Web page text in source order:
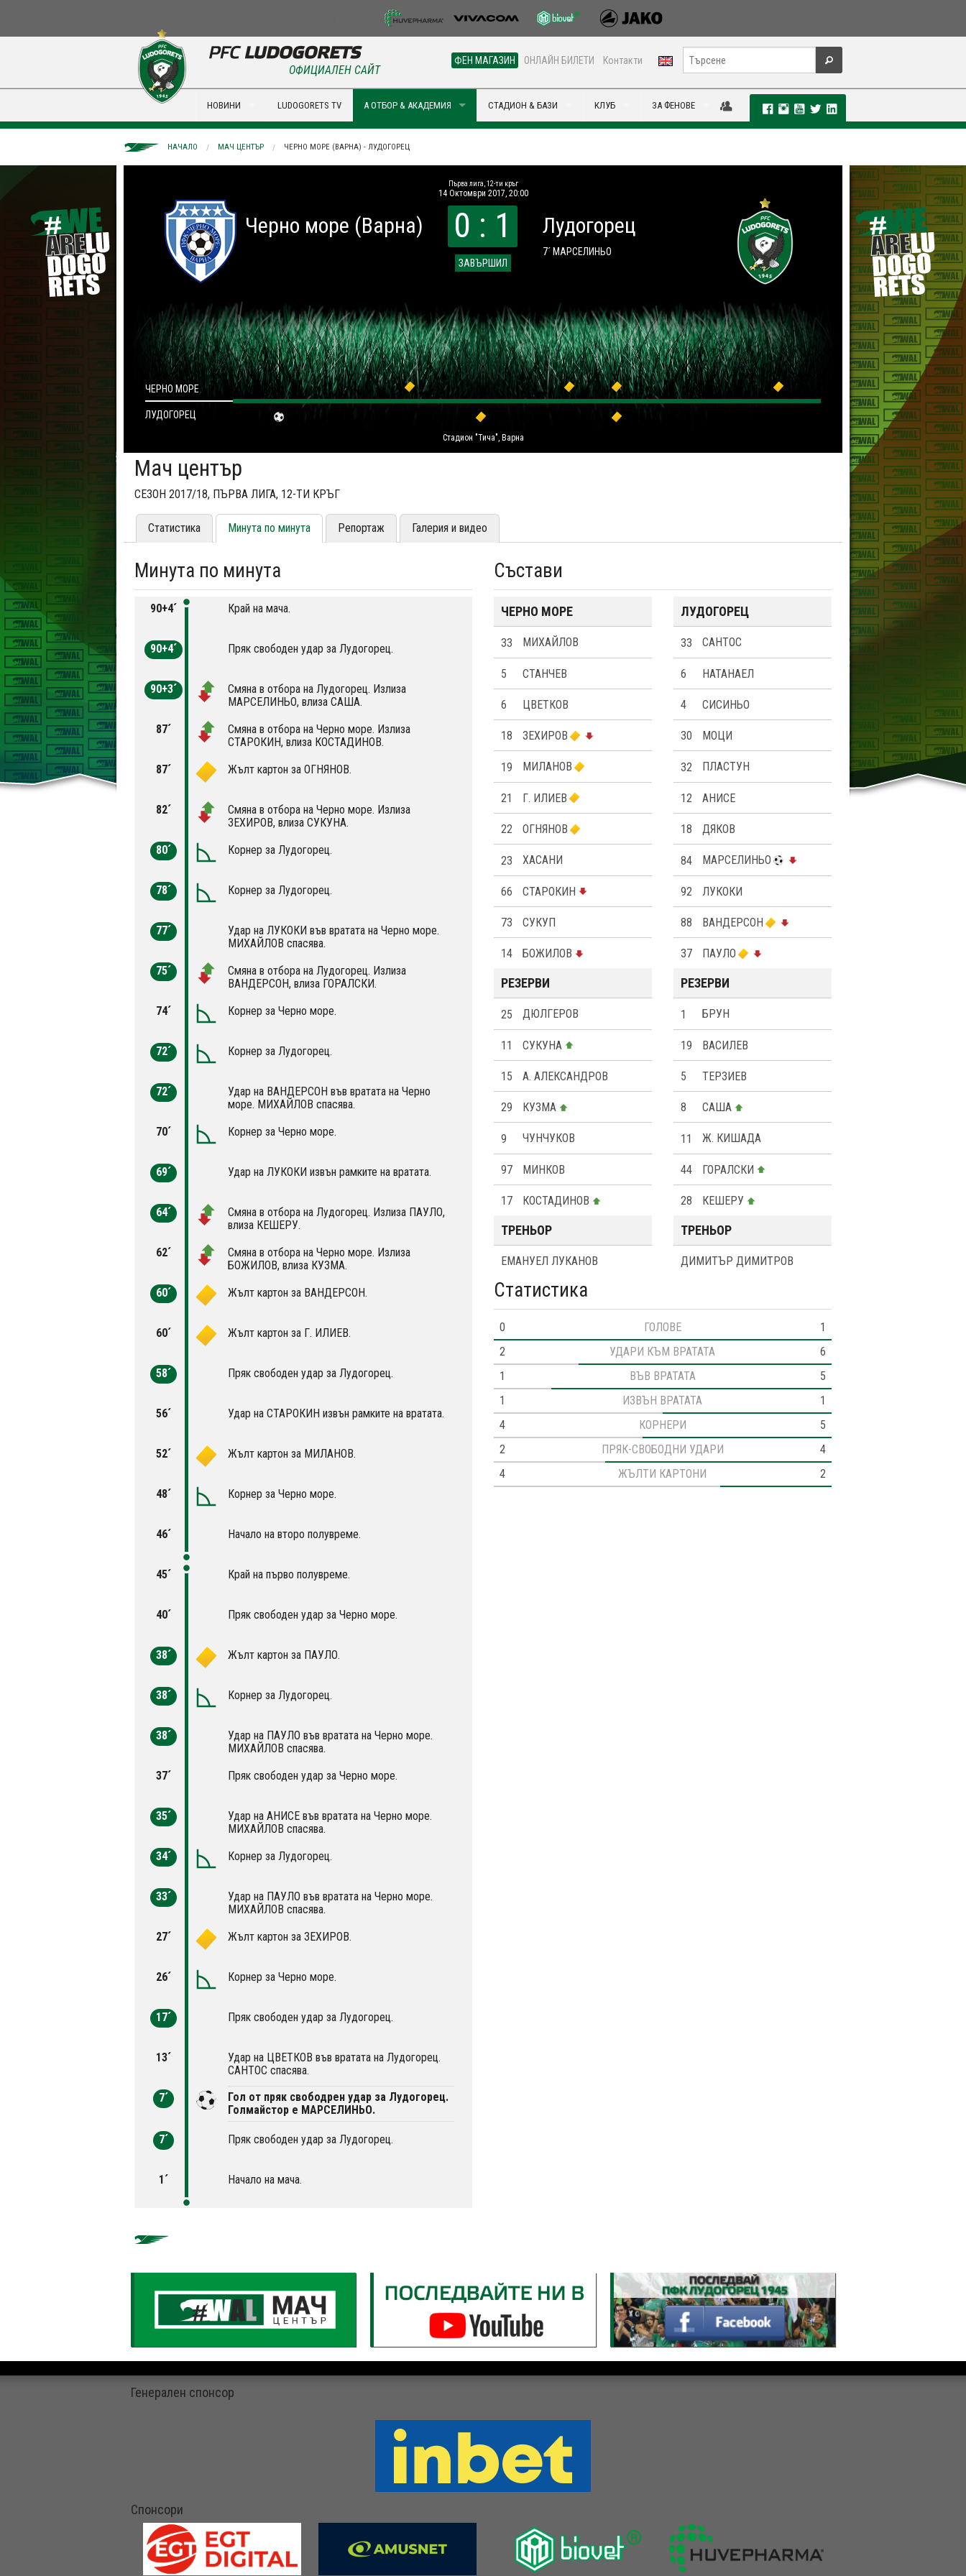
ФЕН МАГАЗИН ОНЛАЙН БИЛЕТИ Контакти
ОФИЦИАЛЕН САЙТ
НОВИНИ LUDOGORETS TV А ОТБОР & АКАДЕМИЯ СТАДИОН & БАЗИ КЛУБ ЗА ФЕНОВЕ
НАЧАЛО МАЧ ЦЕНТЪР ЧЕРНО МОРЕ (ВАРНА) - ЛУДОГОРЕЦ
Първа лига, 12-ти кръг
14 Октомври 2017, 20:00
Черно море (Варна) 0 : 1
ЗАВЪРШИЛ
Лудогорец
7´ МАРСЕЛИНЬО
Стадион "Тича", Варна
ЧЕРНО МОРЕ
ЛУДОГОРЕЦ
Мач център
СЕЗОН 2017/18, ПЪРВА ЛИГА, 12-ТИ КРЪГ
Статистика Минута по минута Репортаж Галерия и видео
Минута по минута
90+4´ Край на мача.
90+4´ Пряк свободен удар за Лудогорец.
90+3´
Смяна в отбора на Лудогорец. Излиза
МАРСЕЛИНЬО, влиза САША.
87´
Смяна в отбора на Черно море. Излиза
СТАРОКИН, влиза КОСТАДИНОВ.
87´
Жълт картон за ОГНЯНОВ.
82´
Смяна в отбора на Черно море. Излиза
ЗЕХИРОВ, влиза СУКУНА.
80´
Корнер за Лудогорец.
78´ Корнер за Лудогорец.
77´
Удар на ЛУКОКИ във вратата на Черно море.
МИХАЙЛОВ спасява.
75´
Смяна в отбора на Лудогорец. Излиза
ВАНДЕРСОН, влиза ГОРАЛСКИ.
74´
Корнер за Черно море.
72´ Корнер за Лудогорец.
72´
Удар на ВАНДЕРСОН във вратата на Черно
море. МИХАЙЛОВ спасява.
70´
Корнер за Черно море.
69´ Удар на ЛУКОКИ извън рамките на вратата.
64´
Смяна в отбора на Лудогорец. Излиза ПАУЛО,
влиза КЕШЕРУ.
62´
Смяна в отбора на Черно море. Излиза
БОЖИЛОВ, влиза КУЗМА.
60´
Жълт картон за ВАНДЕРСОН.
60´ Жълт картон за Г. ИЛИЕВ.
58´ Пряк свободен удар за Лудогорец.
56´ Удар на СТАРОКИН извън рамките на вратата.
52´ Жълт картон за МИЛАНОВ.
48´ Корнер за Черно море.
46´ Начало на второ полувреме.
45´ Край на първо полувреме.
40´ Пряк свободен удар за Черно море.
38´ Жълт картон за ПАУЛО.
38´ Корнер за Лудогорец.
38´
Удар на ПАУЛО във вратата на Черно море.
МИХАЙЛОВ спасява.
37´
Пряк свободен удар за Черно море.
35´
Удар на АНИСЕ във вратата на Черно море.
МИХАЙЛОВ спасява.
34´
Корнер за Лудогорец.
33´
Удар на ПАУЛО във вратата на Черно море.
МИХАЙЛОВ спасява.
27´
Жълт картон за ЗЕХИРОВ.
26´ Корнер за Черно море.
17´ Пряк свободен удар за Лудогорец.
13´
Удар на ЦВЕТКОВ във вратата на Лудогорец.
САНТОС спасява.
7´
Гол от пряк свободрен удар за Лудогорец.
Голмайстор е МАРСЕЛИНЬО.
7´ Пряк свободен удар за Лудогорец.
1´ Начало на мача.
Състави
ЧЕРНО МОРЕ
33 МИХАЙЛОВ
5 СТАНЧЕВ
6 ЦВЕТКОВ
18 ЗЕХИРОВ
19 МИЛАНОВ
21 Г. ИЛИЕВ
22 ОГНЯНОВ
23 ХАСАНИ
66 СТАРОКИН
73 СУКУП
14 БОЖИЛОВ
РЕЗЕРВИ
25 ДЮЛГЕРОВ
11 СУКУНА
15 А. АЛЕКСАНДРОВ
29 КУЗМА
9 ЧУНЧУКОВ
97 МИНКОВ
17 КОСТАДИНОВ
ЛУДОГОРЕЦ
33 САНТОС
6 НАТАНАЕЛ
4 СИСИНЬО
30 МОЦИ
32 ПЛАСТУН
12 АНИСЕ
18 ДЯКОВ
84 МАРСЕЛИНЬО
92 ЛУКОКИ
88 ВАНДЕРСОН
37 ПАУЛО
РЕЗЕРВИ
1 БРУН
19 ВАСИЛЕВ
5 ТЕРЗИЕВ
8 САША
11 Ж. КИШАДА
44 ГОРАЛСКИ
28 КЕШЕРУ
ТРЕНЬОР
EМАНУЕЛ ЛУКАНОВ
ТРЕНЬОР
ДИМИТЪР ДИМИТРОВ
Статистика
0 ГОЛОВЕ
1
2
УДАРИ КЪМ ВРАТАТА
6
1
ВЪВ ВРАТАТА
5
1
ИЗВЪН ВРАТАТА
1
4
КОРНЕРИ
5
2
ПРЯК-СВОБОДНИ УДАРИ
4
4
ЖЪЛТИ КАРТОНИ 2
Генерален спонсор
Спонсори